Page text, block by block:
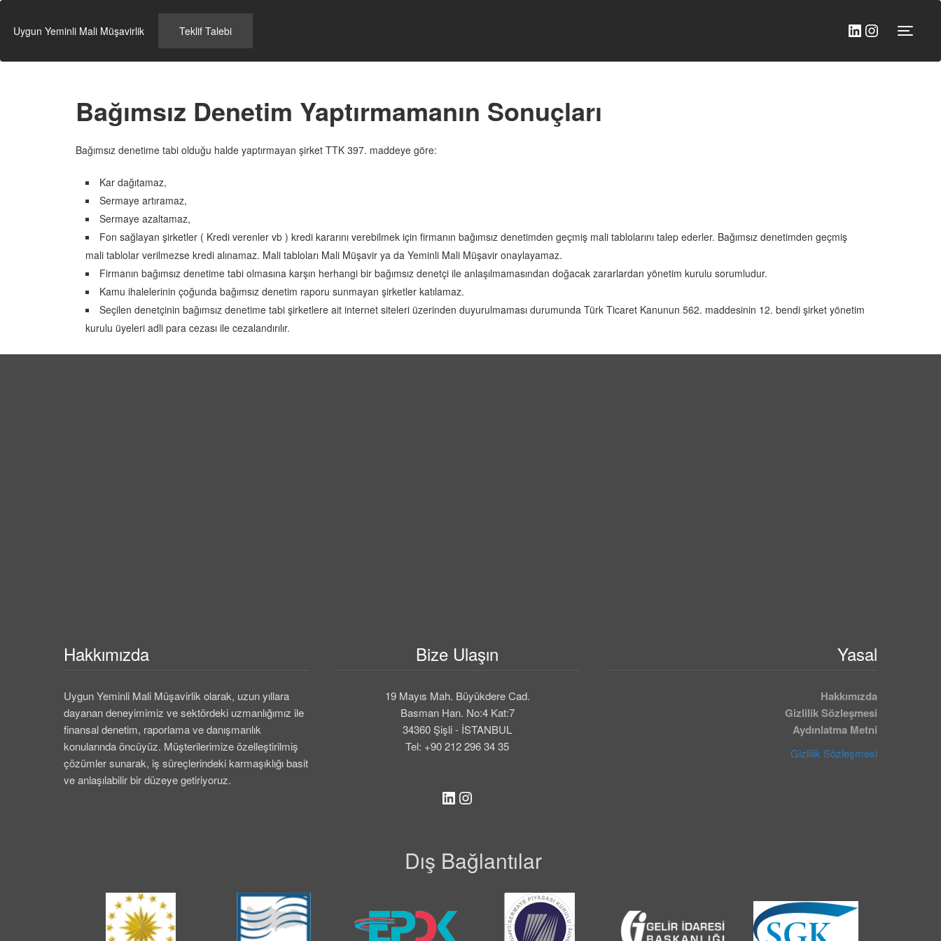
İçeriğe
Uygun Yeminli Mali Müşavirlik Teklif Talebi LinkedIn
Instagram
Yan
Bağımsız Denetim Yaptırmamanın Sonuçları
Bağımsız denetime tabi olduğu halde yaptırmayan şirket TTK 397. maddeye göre:
Kar dağıtamaz,
Sermaye artıramaz,
Sermaye azaltamaz,
Fon sağlayan şirketler ( Kredi verenler vb ) kredi kararını verebilmek için firmanın bağımsız denetimden geçmiş mali tablolarını talep ederler. Bağımsız denetimden geçmiş
mali tablolar verilmezse kredi alınamaz. Mali tabloları Mali Müşavir ya da Yeminli Mali Müşavir onaylayamaz.
Firmanın bağımsız denetime tabi olmasına karşın herhangi bir bağımsız denetçi ile anlaşılmamasından doğacak zararlardan yönetim kurulu sorumludur.
Kamu ihalelerinin çoğunda bağımsız denetim raporu sunmayan şirketler katılamaz.
Seçilen denetçinin bağımsız denetime tabi şirketlere ait internet siteleri üzerinden duyurulmaması durumunda Türk Ticaret Kanunun 562. maddesinin 12. bendi şirket yönetim
kurulu üyeleri adli para cezası ile cezalandırılır.
Hakkımızda
Uygun Yeminli Mali Müşavirlik olarak, uzun yıllara
dayanan deneyimimiz ve sektördeki uzmanlığımız ile
finansal denetim, raporlama ve danışmanlık
konularında öncüyüz. Müşterilerimize özelleştirilmiş
çözümler sunarak, iş süreçlerindeki karmaşıklığı basit
ve anlaşılabilir bir düzeye getiriyoruz.
Bize Ulaşın
19 Mayıs Mah. Büyükdere Cad.
Basman Han. No:4 Kat:7
34360 Şişli - İSTANBUL
Tel: +90 212 296 34 35
LinkedIn
Instagram
Yasal
Hakkımızda
Gizlilik Sözleşmesi
Aydınlatma Metni
Gizlilik Sözleşmesi
Dış Bağlantılar